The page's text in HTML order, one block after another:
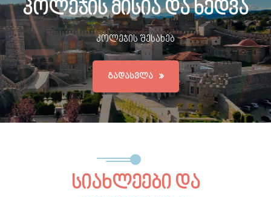
კოლეჯის მისია და ხედვა
კოლეჯის შესახებ
ᲒᲐᲓᲐᲡᲕᲚᲐ
სიახლეები და